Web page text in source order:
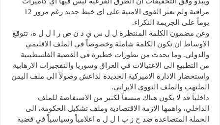
مراقبة ولم تعثر القوى الامنية على اي خيط جديد رغم مرور 12
يوماً على الجريمة النكراء.
وعن مضمون الكلمة المنتظرة ل ل س ي د ن ص ر ا ل ل ه، تتوقع
الاوساط ان تكون الكلمة شاملة وخصوصاً في الملف الاقليمي
والدولي. وما يحدث من تطورات خطيرة في القضية الفلسطينية
من التطبيع الى الاغتيالات في العراق وسوريا والتفجيرات الارهابية
واستحضار الادارة الاميركية الجديدة لداعش وصولاً الى ملف اليمن
الملتهب والملف النووي الايراني.
داخلياً قد لا يكون هناك متسعاً لكثير من الاستفاضة للملف
الداخلي، واهمها الازمة الاقتصادية وملف تشكيل الحكومة، الى
الحملة المتصاعدة ضد ح ز ب ا ل ل ه اعلامياً وسياسياً في قضية